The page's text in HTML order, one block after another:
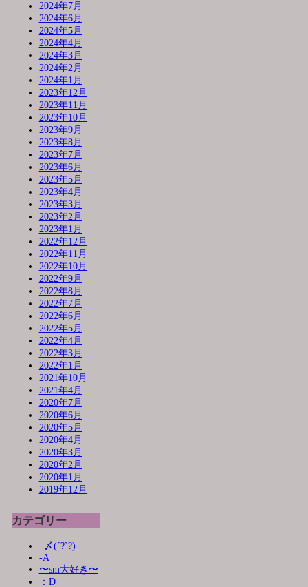
2024年7月
2024年6月
2024年5月
2024年4月
2024年3月
2024年2月
2024年1月
2023年12月
2023年11月
2023年10月
2023年9月
2023年8月
2023年7月
2023年6月
2023年5月
2023年4月
2023年3月
2023年2月
2023年1月
2022年12月
2022年11月
2022年10月
2022年9月
2022年8月
2022年7月
2022年6月
2022年5月
2022年4月
2022年3月
2022年1月
2021年10月
2021年4月
2020年7月
2020年6月
2020年5月
2020年4月
2020年3月
2020年2月
2020年1月
2019年12月
カテゴリー
_〆(´?`?)
-A
〜sm大好き〜
：D